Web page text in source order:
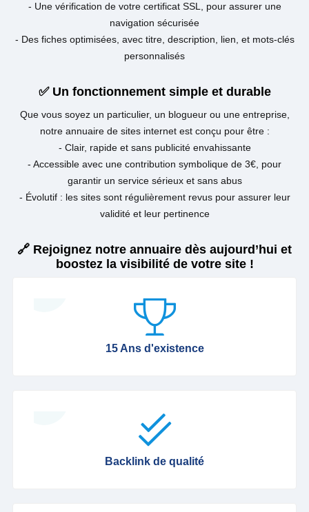
- Une vérification de votre certificat SSL, pour assurer une
navigation sécurisée
- Des fiches optimisées, avec titre, description, lien, et mots-clés
personnalisés
✅ Un fonctionnement simple et durable
Que vous soyez un particulier, un blogueur ou une entreprise,
notre annuaire de sites internet est conçu pour être :
- Clair, rapide et sans publicité envahissante
- Accessible avec une contribution symbolique de 3€, pour
garantir un service sérieux et sans abus
- Évolutif : les sites sont régulièrement revus pour assurer leur
validité et leur pertinence
🔗 Rejoignez notre annuaire dès aujourd’hui et
boostez la visibilité de votre site !
15 Ans d'existence
Backlink de qualité